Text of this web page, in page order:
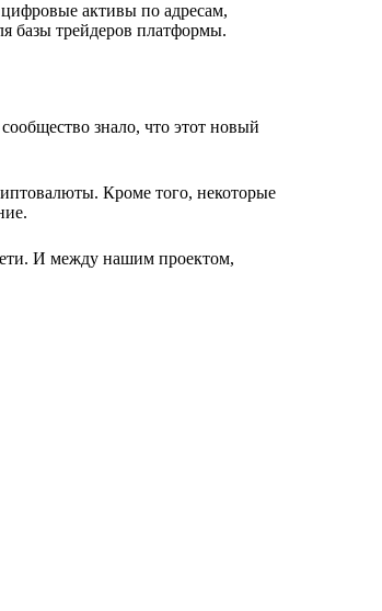
активы по адресам,
базы трейдеров платформы.
знало, что этот новый
Кроме того, некоторые
И между нашим проектом,